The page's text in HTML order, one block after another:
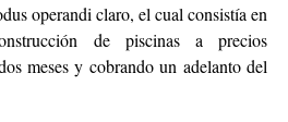
operandi claro, el cual consistía en
de piscinas a precios
meses y cobrando un adelanto del